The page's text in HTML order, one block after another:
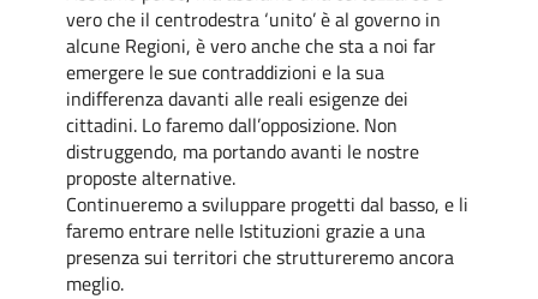
vero che il centrodestra ‘unito’ è al governo in
alcune Regioni, è vero anche che sta a noi far
emergere le sue contraddizioni e la sua
indifferenza davanti alle reali esigenze dei
cittadini. Lo faremo dall’opposizione. Non
distruggendo, ma portando avanti le nostre
proposte alternative.
Continueremo a sviluppare progetti dal basso, e li
faremo entrare nelle Istituzioni grazie a una
presenza sui territori che struttureremo ancora
meglio.